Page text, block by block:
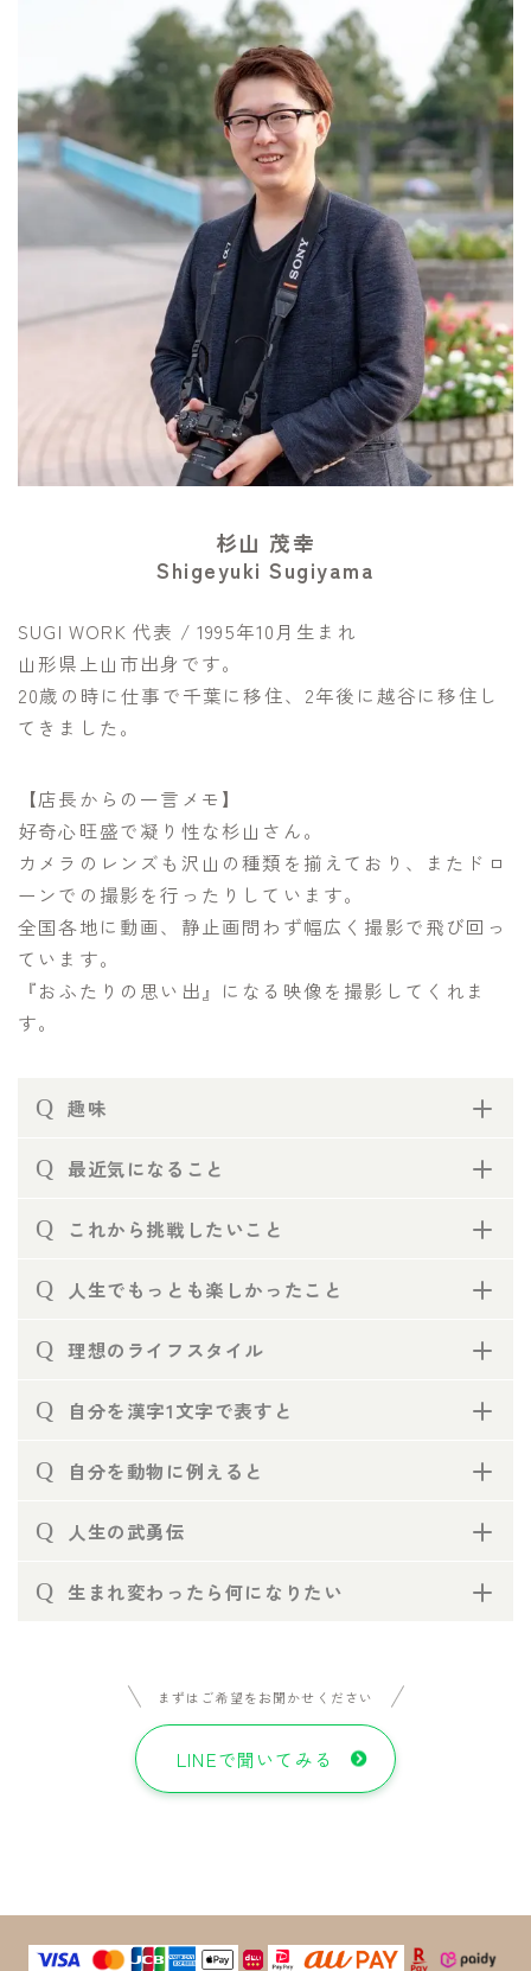
杉山 茂幸
Shigeyuki Sugiyama
SUGI WORK 代表 / 1995年10月生まれ
山形県上山市出身です。
20歳の時に仕事で千葉に移住、2年後に越谷に移住し
てきました。
【店長からの一言メモ】
好奇心旺盛で凝り性な杉山さん。
カメラのレンズも沢山の種類を揃えており、またドロ
ーンでの撮影を行ったりしています。
全国各地に動画、静止画問わず幅広く撮影で飛び回っ
ています。
『おふたりの思い出』になる映像を撮影してくれま
す。
Q 趣味
Q 最近気になること
Q これから挑戦したいこと
Q 人生でもっとも楽しかったこと
Q 理想のライフスタイル
Q 自分を漢字1文字で表すと
Q 自分を動物に例えると
Q 人生の武勇伝
Q 生まれ変わったら何になりたい
まずはご希望をお聞かせください
LINEで聞いてみる